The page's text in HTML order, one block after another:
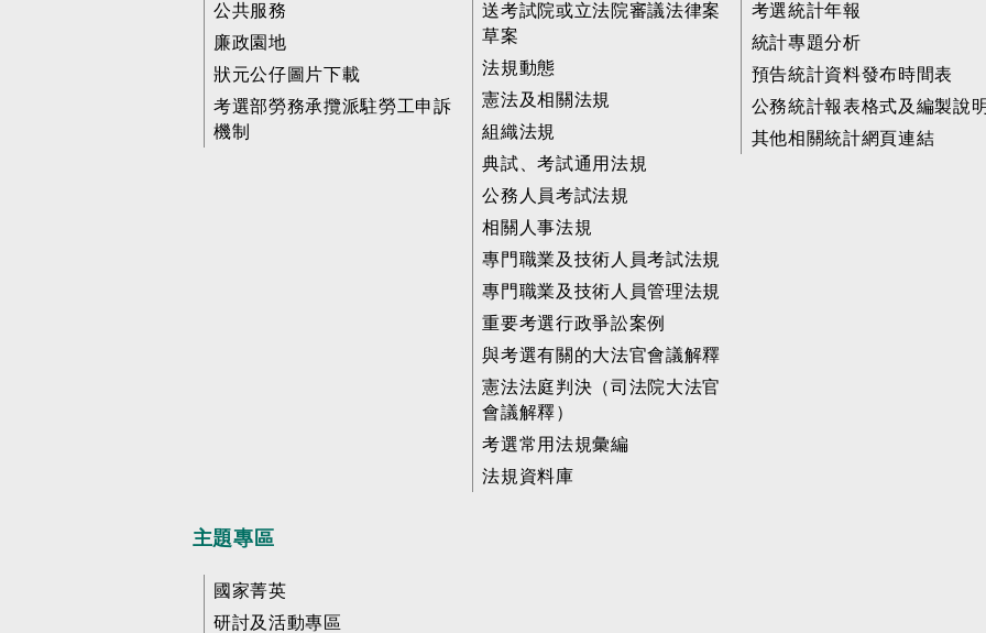
公共服務
廉政園地
狀元公仔圖片下載
考選部勞務承攬派駐勞工申訴
機制
送考試院或立法院審議法律案
草案
法規動態
憲法及相關法規
組織法規
典試、考試通用法規
公務人員考試法規
相關人事法規
專門職業及技術人員考試法規
專門職業及技術人員管理法規
重要考選行政爭訟案例
與考選有關的大法官會議解釋
憲法法庭判決（司法院大法官
會議解釋）
考選常用法規彙編
法規資料庫
考選統計年報
統計專題分析
預告統計資料發布時間表
公務統計報表格式及編製說
其他相關統計網頁連結
主題專區
國家菁英
研討及活動專區